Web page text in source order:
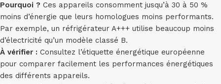
Pourquoi ? Ces appareils consomment jusqu’à 30 à 50 %
moins d’énergie que leurs homologues moins performants.
Par exemple, un réfrigérateur A+++ utilise beaucoup moins
d’électricité qu’un modèle classé B.
À vérifier : Consultez l’étiquette énergétique européenne
pour comparer facilement les performances énergétiques
des différents appareils.